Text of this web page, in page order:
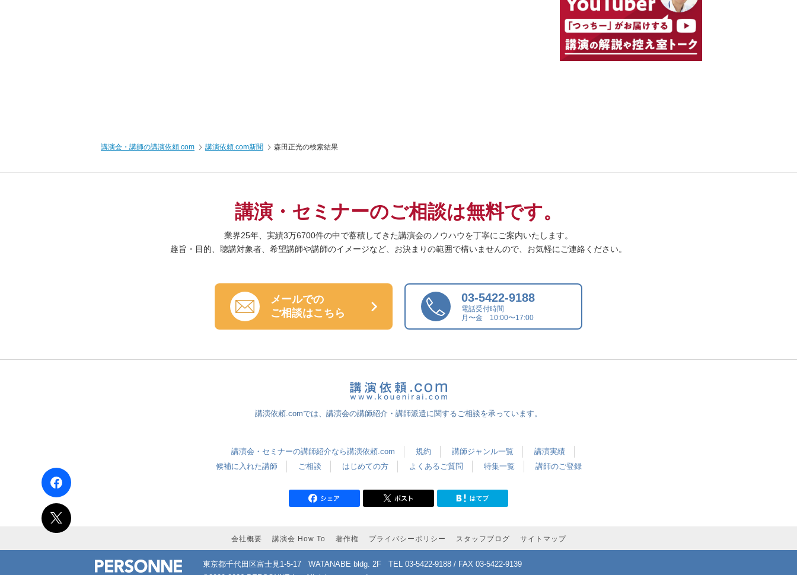
講演会・講師の講演依頼.com 講演依頼.com新聞 森田正光の検索結果
講演・セミナーのご相談は無料です。
業界25年、実績3万6700件の中で蓄積してきた講演会のノウハウを丁寧にご案内いたします。
趣旨・目的、聴講対象者、希望講師や講師のイメージなど、 お決まりの範囲で構いませんので、 お気軽にご連絡ください。
メールでの
ご相談はこちら
03-5422-9188
電話受付時間
月〜金 10:00〜17:00
講演依頼.comでは、講演会の講師紹介・講師派遣に関するご相談を承っています。
講演会・セミナーの講師紹介なら講演依頼.com 規約 講師ジャンル一覧
講演実績
候補に入れた講師
ご相談 はじめての方 よくあるご質問 特集一覧 講師のご登録
会社概要 講演会 How To 著作権 プライバシーポリシー スタッフブログ サイトマップ
東京都千代田区富士見1-5-17 WATANABE bldg. 2F
TEL 03-5422-9188 / FAX 03-5422-9139